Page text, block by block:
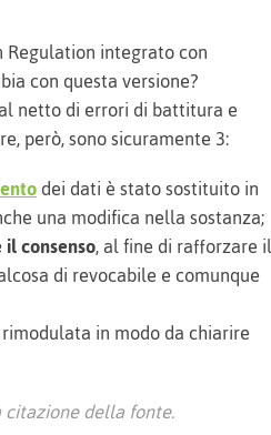
integrato con
con questa versione?
netto di errori di battitura e
però, sono sicuramente 3:
dei dati è stato sostituito in
una modifica nella sostanza;
consenso, al fine di rafforzare il
di revocabile e comunque
in modo da chiarire
citazione della fonte.